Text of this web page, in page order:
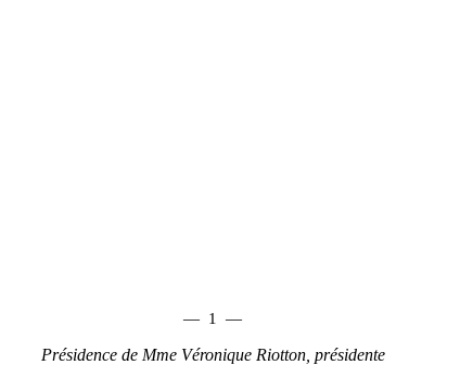
— 1 —
Présidence de Mme Véronique Riotton, présidente